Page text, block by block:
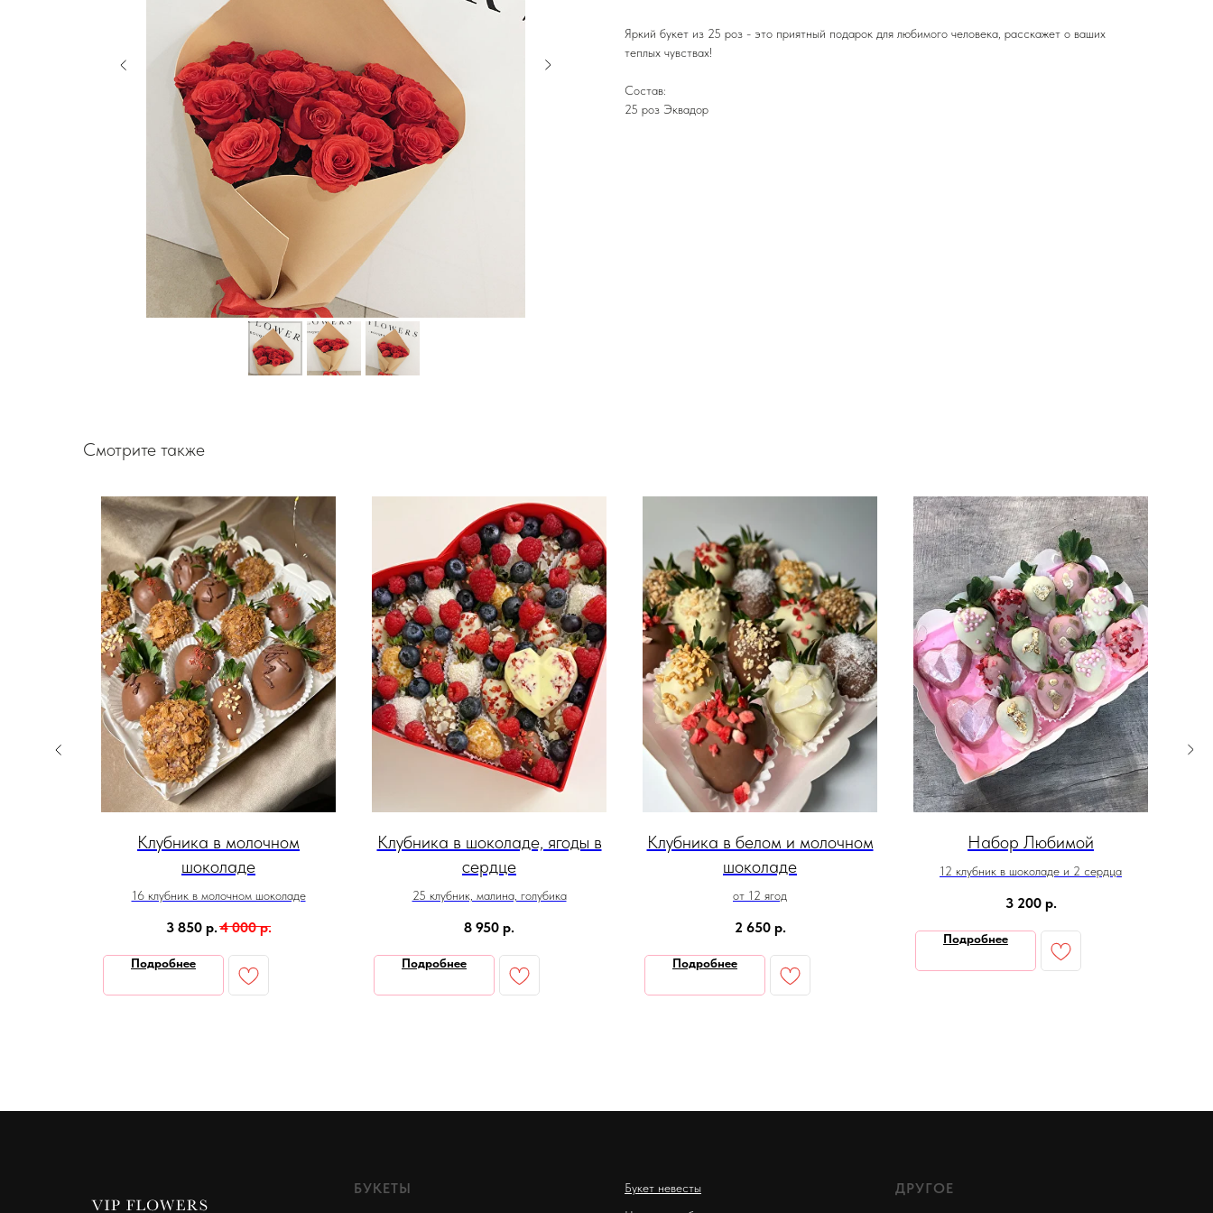
Яркий букет из 25 роз - это приятный подарок для любимого человека, расскажет о ваших
теплых чувствах!
Состав:
25 роз Эквадор
Смотрите также
Клубника в молочном
шоколаде
16 клубник в молочном шоколаде
3 850 р.4 000 р.
Подробнее
Клубника в шоколаде, ягоды в
сердце
25 клубник, малина, голубика
8 950 р.
Подробнее
Клубника в белом и молочном
шоколаде
от 12 ягод
2 650 р.
Подробнее
Набор Любимой
12 клубник в шоколаде и 2 сердца
3 200 р.
Подробнее
БУКЕТЫ
Букет невесты
ДРУГОЕ